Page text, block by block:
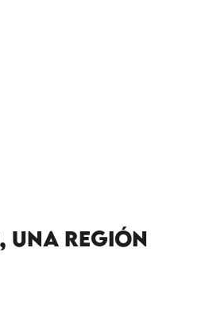
UNA REGIÓN